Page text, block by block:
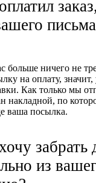
больше ничего не
на оплату, значит,
Как только мы
накладной, по
ваша посылка.
забрать
из